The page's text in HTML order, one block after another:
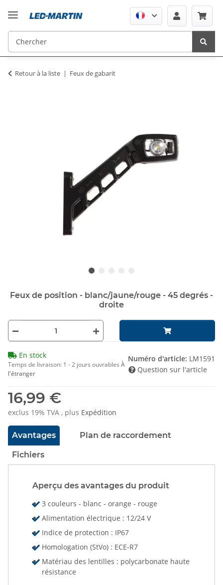
Retour à la liste Feux de gabarit
Feux de position - blanc/jaune/rouge - 45 degrés -
droite
16,99 €
exclus 19% TVA , plus Expédition
Avantages Plan de raccordement
Fichiers
Aperçu des avantages du produit
3 couleurs - blanc - orange - rouge
Alimentation électrique : 12/24 V
Indice de protection : IP67
Homologation (StVo) : ECE-R7
Matériau des lentilles : polycarbonate haute
résistance
En stock
Temps de livraison: 1 - 2 jours ouvrables À
l'étranger
Numéro d'article: LM1591
Question sur l'article